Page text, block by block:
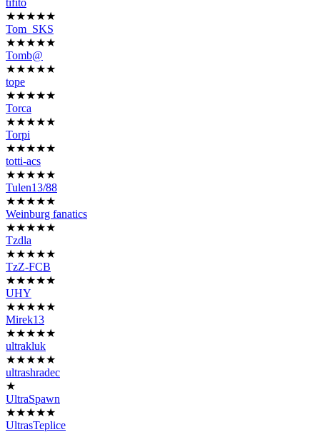
tifito
★★★★★
Tom_SKS
★★★★★
Tomb@
★★★★★
tope
★★★★★
Torca
★★★★★
Torpi
★★★★★
totti-acs
★★★★★
Tulen13/88
★★★★★
Weinburg fanatics
★★★★★
Tzdla
★★★★★
TzZ-FCB
★★★★★
UHY
★★★★★
Mirek13
★★★★★
ultrakluk
★★★★★
ultrashradec
★
UltraSpawn
★★★★★
UltrasTeplice